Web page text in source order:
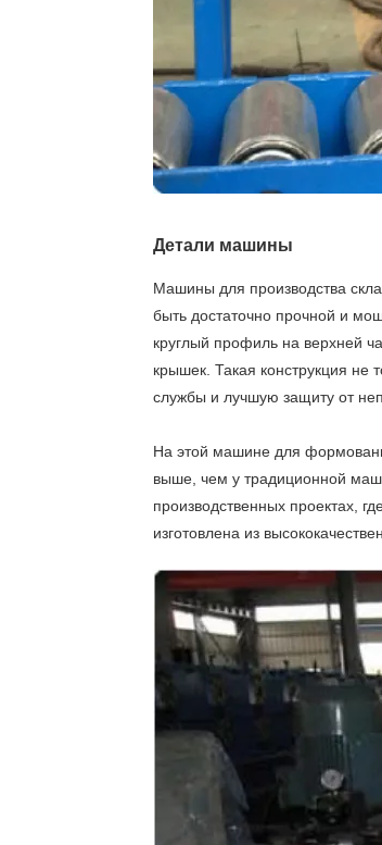
Детали машины
Машины для производства
быть достаточно прочной и
круглый профиль на верхней
крышек. Такая конструкция не
службы и лучшую защиту от
На этой машине для
выше, чем у традиционной
производственных проектах,
изготовлена ​​из